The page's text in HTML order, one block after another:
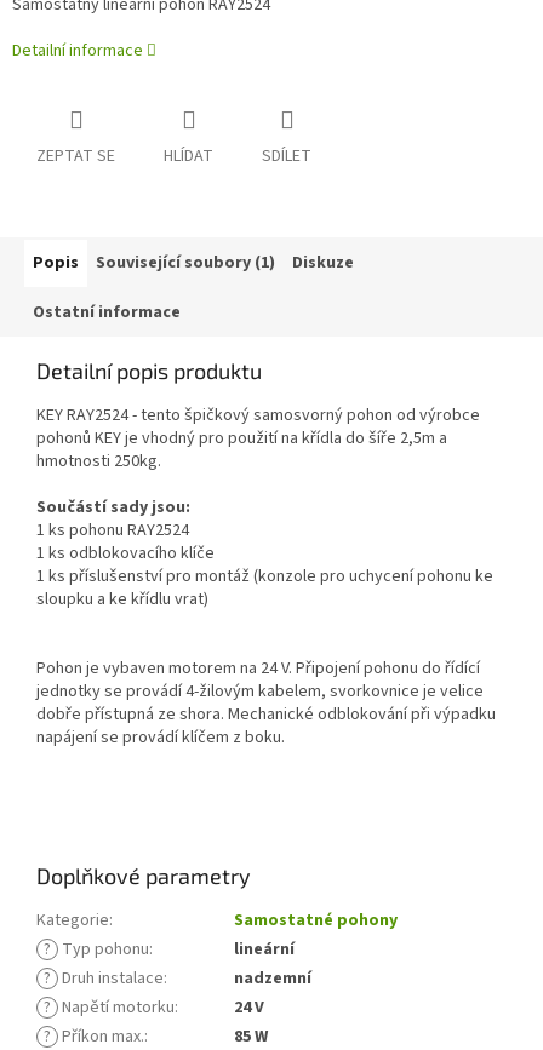
Samostatný lineární pohon RAY2524
Detailní informace
ZEPTAT SE HLÍDAT SDÍLET
Popis Související soubory (1) Diskuze
Ostatní informace
Detailní popis produktu
KEY RAY2524 - tento špičkový samosvorný pohon od výrobce
pohonů KEY je vhodný pro použití na křídla do šíře 2,5m a
hmotnosti 250kg.
Součástí sady jsou:
1 ks pohonu RAY2524
1 ks odblokovacího klíče
1 ks příslušenství pro montáž (konzole pro uchycení pohonu ke
sloupku a ke křídlu vrat)
Pohon je vybaven motorem na 24 V. Připojení pohonu do řídící
jednotky se provádí 4-žilovým kabelem, svorkovnice je velice
dobře přístupná ze shora. Mechanické odblokování při výpadku
napájení se provádí klíčem z boku.
Doplňkové parametry
Kategorie:
Samostatné pohony
? Typ pohonu:
lineární
? Druh instalace:
nadzemní
? Napětí motorku:
24 V
? Příkon max.: 85 W